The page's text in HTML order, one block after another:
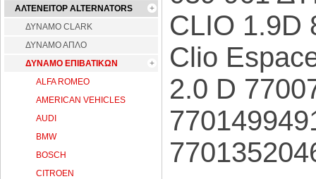
CLIO 1.9D
Clio
2.0 D
ΑΛΤΕΝΕΙΤΟΡ ALTERNATORS
ΔΥΝΑΜΟ CLARK
ΔΥΝΑΜΟ ΑΠΛΟ
ΔΥΝΑΜΟ ΕΠΙΒΑΤΙΚΩΝ
ALFA ROMEO
AMERICAN VEHICLES
AUDI
BMW
BOSCH
CITROEN